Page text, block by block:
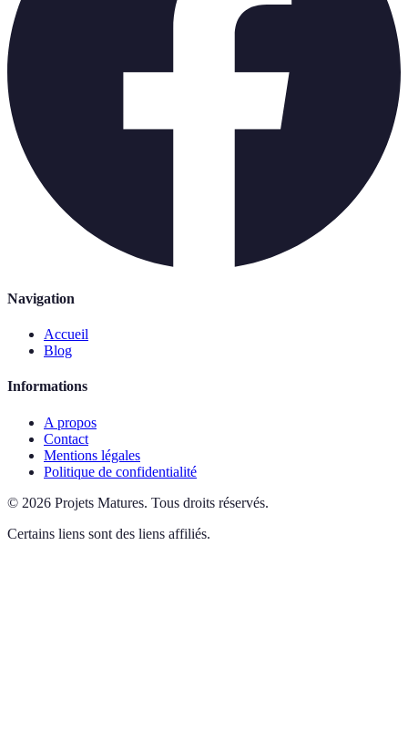
Navigation
Accueil
Blog
Informations
A propos
Contact
Mentions légales
Politique de confidentialité
© 2026 Projets Matures. Tous droits réservés.
Certains liens sont des liens affiliés.